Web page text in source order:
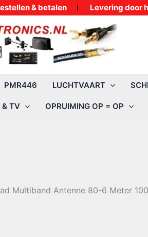
& betalen Levering door
PMR446 LUCHTVAART
& TV OPRUIMING OP = OP
Multiband Antenne 80-6 Meter